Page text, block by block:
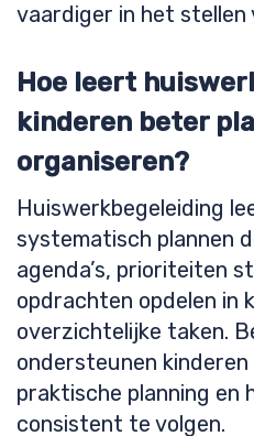
vaardiger in het stellen
Hoe leert
kinderen beter
organiseren?
Huiswerkbegeleiding
systematisch plannen
agenda’s, prioriteiten
opdrachten opdelen in
overzichtelijke taken.
ondersteunen
praktische planning en
consistent te volgen.